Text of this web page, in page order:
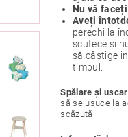
Nu vă
Aveți
perechi la
scutece și
să câștige
timpul.
Spălare și
să se usuce la
scăzută.